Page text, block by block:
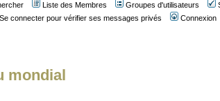
Liste des Membres Groupes d'utilisateurs
Se connecter pour vérifier ses messages privés Connexion
mondial